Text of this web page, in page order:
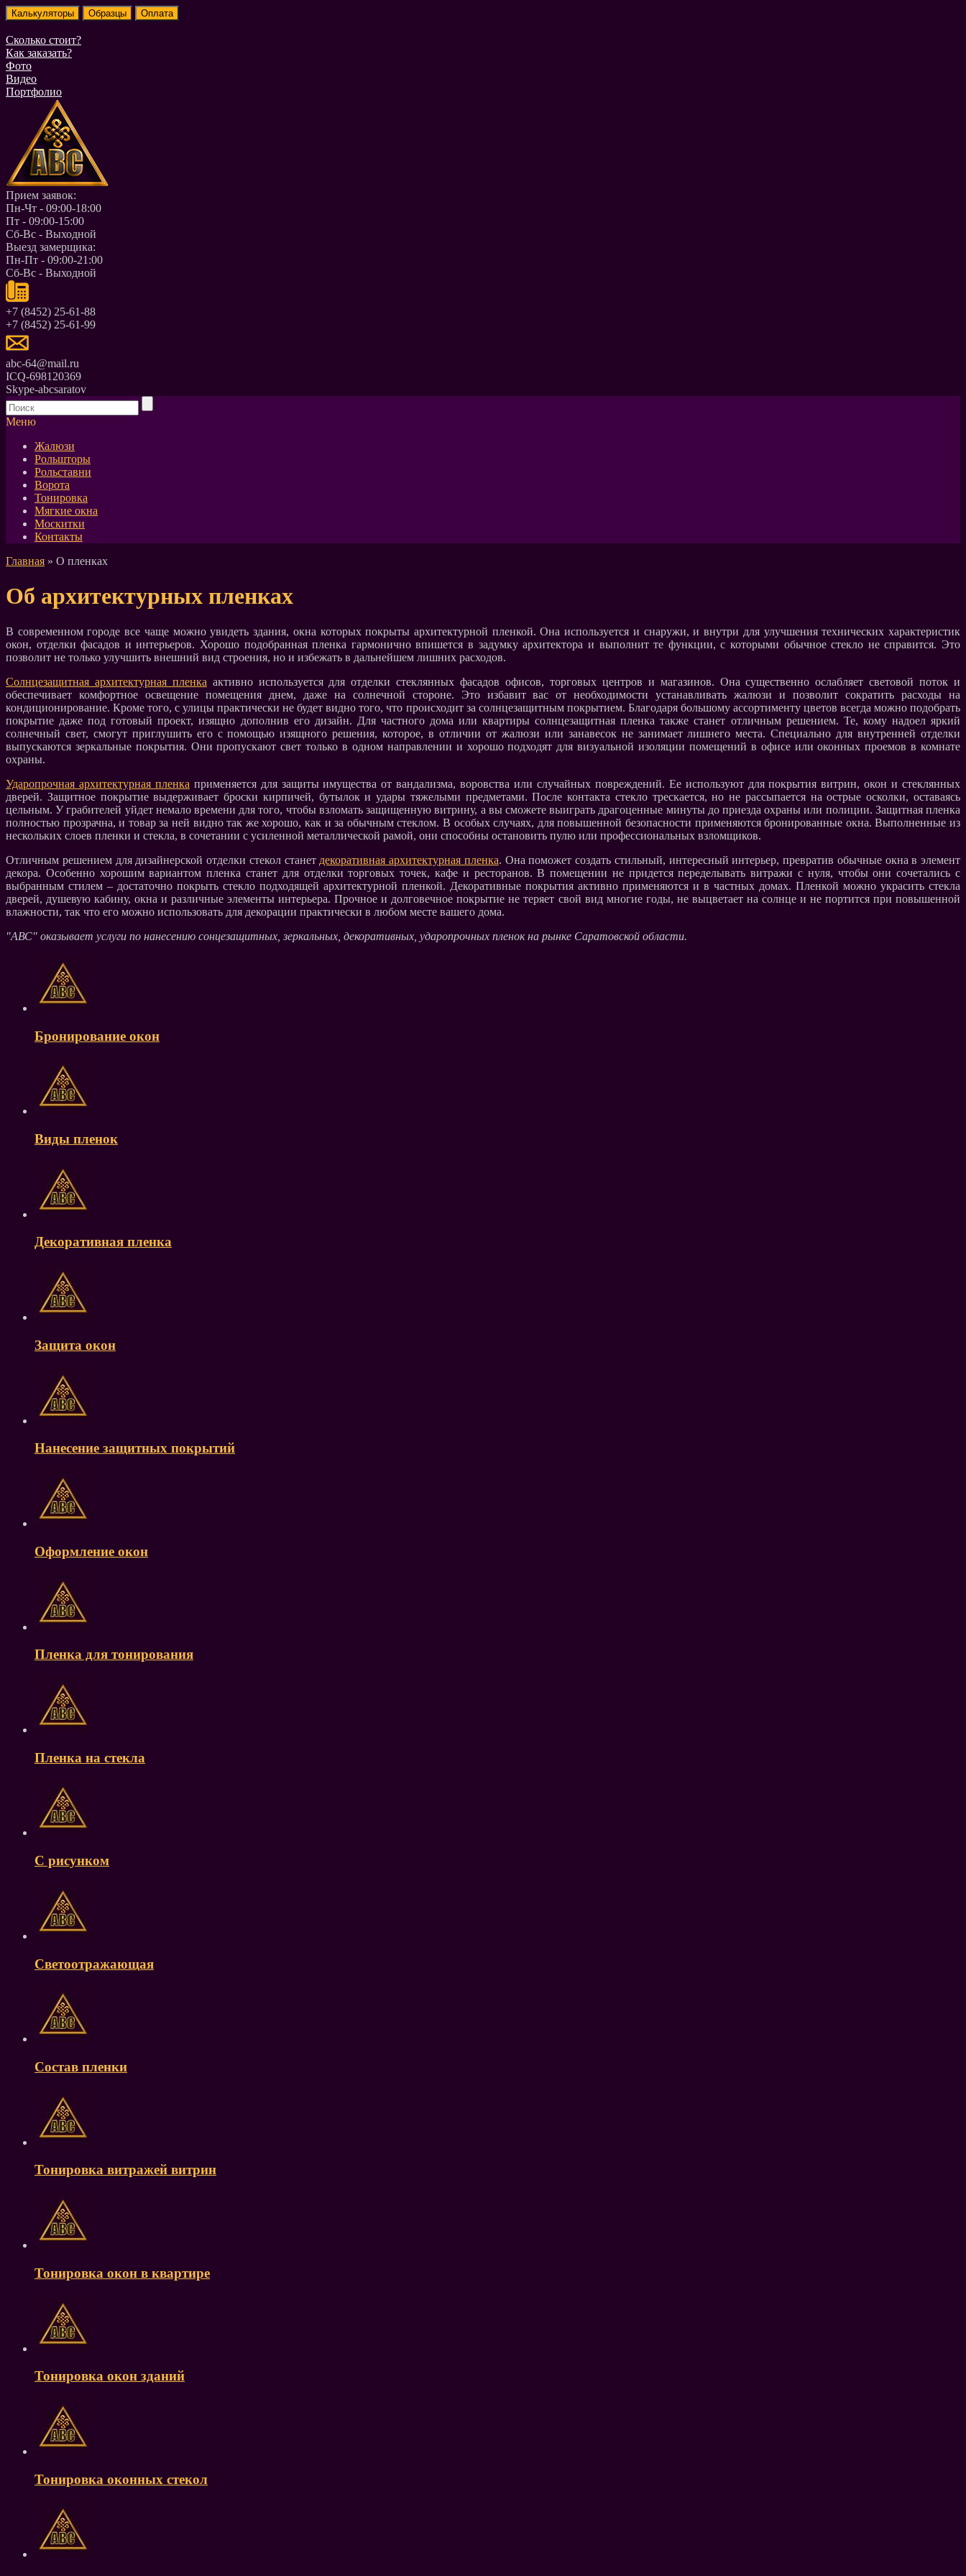
Сколько стоит?
Как заказать?
Фото
Видео
Портфолио
Прием заявок:
Пн-Чт - 09:00-18:00
Пт - 09:00-15:00
Сб-Вс - Выходной
Выезд замерщика:
Пн-Пт - 09:00-21:00
Сб-Вс - Выходной
+7 (8452) 25-61-88
+7 (8452) 25-61-99
abc-64@mail.ru
ICQ-698120369
Skype-abcsaratov
Меню
Жалюзи
Рольшторы
Рольставни
Ворота
Тонировка
Мягкие окна
Москитки
Контакты
Главная » О пленках
Об архитектурных пленках
В современном городе все чаще можно увидеть здания, окна которых покрыты архитектурной пленкой. Она используется и снаружи, и внутри для улучшения технических характеристик
окон, отделки фасадов и интерьеров. Хорошо подобранная пленка гармонично впишется в задумку архитектора и выполнит те функции, с которыми обычное стекло не справится. Это
позволит не только улучшить внешний вид строения, но и избежать в дальнейшем лишних расходов.
Солнцезащитная архитектурная пленка активно используется для отделки стеклянных фасадов офисов, торговых центров и магазинов. Она существенно ослабляет световой поток и
обеспечивает комфортное освещение помещения днем, даже на солнечной стороне. Это избавит вас от необходимости устанавливать жалюзи и позволит сократить расходы на
кондиционирование. Кроме того, с улицы практически не будет видно того, что происходит за солнцезащитным покрытием. Благодаря большому ассортименту цветов всегда можно подобрать
покрытие даже под готовый проект, изящно дополнив его дизайн. Для частного дома или квартиры солнцезащитная пленка также станет отличным решением. Те, кому надоел яркий
солнечный свет, смогут приглушить его с помощью изящного решения, которое, в отличии от жалюзи или занавесок не занимает лишнего места. Специально для внутренней отделки
выпускаются зеркальные покрытия. Они пропускают свет только в одном направлении и хорошо подходят для визуальной изоляции помещений в офисе или оконных проемов в комнате
охраны.
Ударопрочная архитектурная пленка применяется для защиты имущества от вандализма, воровства или случайных повреждений. Ее используют для покрытия витрин, окон и стеклянных
дверей. Защитное покрытие выдерживает броски кирпичей, бутылок и удары тяжелыми предметами. После контакта стекло трескается, но не рассыпается на острые осколки, оставаясь
цельным. У грабителей уйдет немало времени для того, чтобы взломать защищенную витрину, а вы сможете выиграть драгоценные минуты до приезда охраны или полиции. Защитная пленка
полностью прозрачна, и товар за ней видно так же хорошо, как и за обычным стеклом. В особых случаях, для повышенной безопасности применяются бронированные окна. Выполненные из
нескольких слоев пленки и стекла, в сочетании с усиленной металлической рамой, они способны остановить пулю или профессиональных взломщиков.
Отличным решением для дизайнерской отделки стекол станет декоративная архитектурная пленка. Она поможет создать стильный, интересный интерьер, превратив обычные окна в элемент
декора. Особенно хорошим вариантом пленка станет для отделки торговых точек, кафе и ресторанов. В помещении не придется переделывать витражи с нуля, чтобы они сочетались с
выбранным стилем – достаточно покрыть стекло подходящей архитектурной пленкой. Декоративные покрытия активно применяются и в частных домах. Пленкой можно украсить стекла
дверей, душевую кабину, окна и различные элементы интерьера. Прочное и долговечное покрытие не теряет свой вид многие годы, не выцветает на солнце и не портится при повышенной
влажности, так что его можно использовать для декорации практически в любом месте вашего дома.
"АВС" оказывает услуги по нанесению сонцезащитных, зеркальных, декоративных, ударопрочных пленок на рынке Саратовской области.
Бронирование окон
Виды пленок
Декоративная пленка
Защита окон
Нанесение защитных покрытий
Оформление окон
Пленка для тонирования
Пленка на стекла
С рисунком
Светоотражающая
Состав пленки
Тонировка витражей витрин
Тонировка окон в квартире
Тонировка окон зданий
Тонировка оконных стекол